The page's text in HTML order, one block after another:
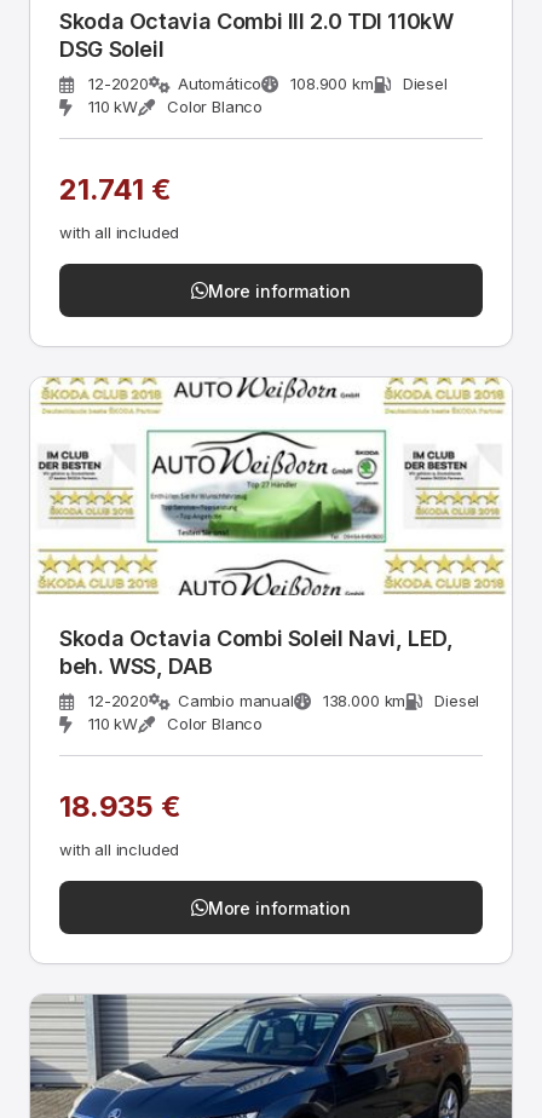
Skoda Octavia Combi III 2.0 TDI 110kW
DSG Soleil
12-2020 Automático 108.900 km
Diesel
110 kW
Color Blanco
21.741 €
with all included
More information
Skoda Octavia Combi Soleil Navi, LED,
beh. WSS, DAB
12-2020 Cambio manual 138.000 km
Diesel
110 kW
Color Blanco
18.935 €
with all included
More information